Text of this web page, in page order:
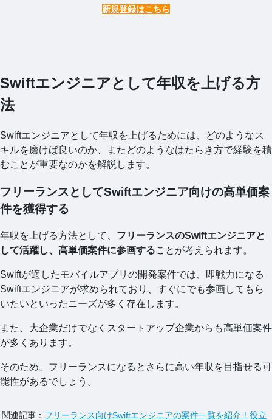
新規登録はこちら
Swiftエンジニアとして年収を上げる方
法
Swiftエンジニアとして年収を上げるためには、どのようなス
キルを磨けば良いのか、またどのようなはたらき方で経験を積
むことが重要なのかを解説します。
フリーランスとしてSwiftエンジニア向けの高単価案
件を獲得する
年収を上げる方法として、 フリーランスのSwiftエンジニアと
して活躍し、高単価案件に参画することが考えられます。
Swiftが適したモバイルアプリの開発案件では、即戦力になる
Swiftエンジニアが求められており、すぐにでも参画してもら
いたいといったニーズが多く存在します。
また、大企業だけでなくスタートアップ企業からも高単価案件
が多くあります。
そのため、フリーランスになるとさらに高い年収を目指せる可
能性があるでしょう。
関連記事： フリーランス向けSwiftエンジニアの案件一覧を紹介！役立